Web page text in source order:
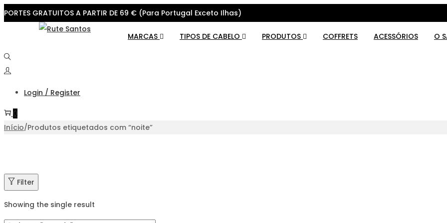
PORTES GRATUITOS A PARTIR DE 69 € (Para Portugal Exceto Ilhas)
navigation
content
MARCAS TIPOS DE CABELO PRODUTOS COFFRETS ACESSÓRIOS O
Login / Register
0
Início/Produtos etiquetados com “noite”
Filter
Showing the single result